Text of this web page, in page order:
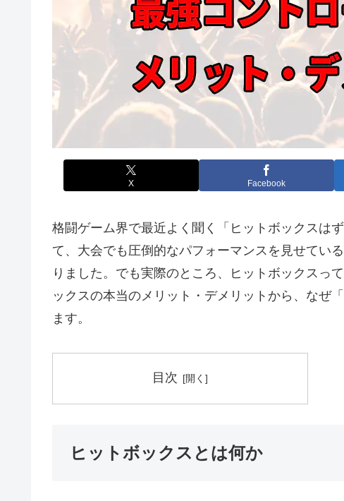
X Facebook
格闘ゲーム界で最近よく聞く「ヒットボックスは
て、大会でも圧倒的なパフォーマンスを見せてい
りました。でも実際のところ、ヒットボックスっ
ックスの本当のメリット・デメリットから、なぜ
ます。
目次
ヒットボックスとは何か